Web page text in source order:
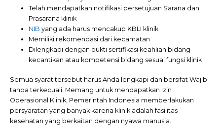
Telah mendapatkan notifikasi persetujuan Sarana dan
Prasarana klinik
NIB yang ada harus mencakup KBLI klinik
Memiliki rekomendasi dari kecamatan
Dilengkapi dengan bukti sertifikasi keahlian bidang
kecantikan atau kompetensi bidang sesuai fungsi klinik
Semua syarat tersebut harus Anda lengkapi dan bersifat Wajib
tanpa terkecuali, Memang untuk mendapatkan Izin
Operasional Klinik, Pemerintah Indonesia memberlakukan
persyaratan yang banyak karena klinik adalah fasilitas
kesehatan yang berkaitan dengan nyawa manusia.